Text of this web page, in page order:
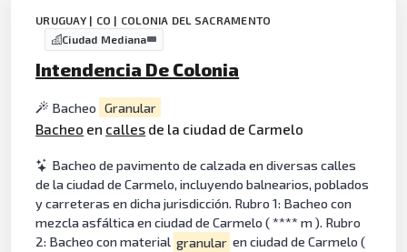
URUGUAY | CO | COLONIA DEL SACRAMENTO
Ciudad Mediana
Intendencia De Colonia
Bacheo Granular
Bacheo en calles de la ciudad de Carmelo
Bacheo de pavimento de calzada en diversas calles
de la ciudad de Carmelo, incluyendo balnearios, poblados
y carreteras en dicha jurisdicción. Rubro 1: Bacheo con
mezcla asfáltica en ciudad de Carmelo ( **** m ). Rubro
2: Bacheo con material granular en ciudad de Carmelo (